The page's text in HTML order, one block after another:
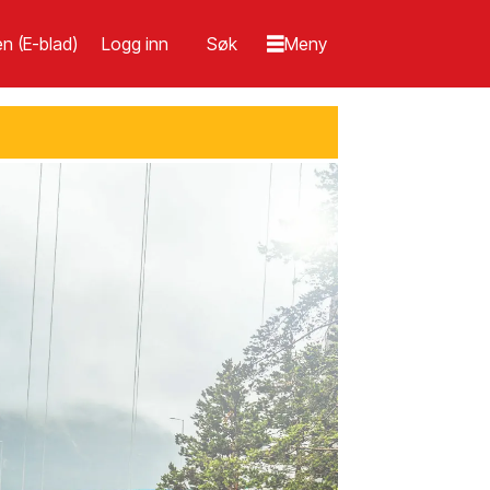
(E-blad) Logg inn